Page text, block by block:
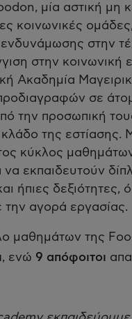
μία αστική μη
κοινωνικές
ενδυνάμωσης στην
στην
Ακαδημία
σε
την προσωπική
της εστίασης.
κύκλος
να εκπαιδευτούν
ήπιες
αγορά εργασίας.
μαθημάτων της
, ενώ 9 απόφοιτοι